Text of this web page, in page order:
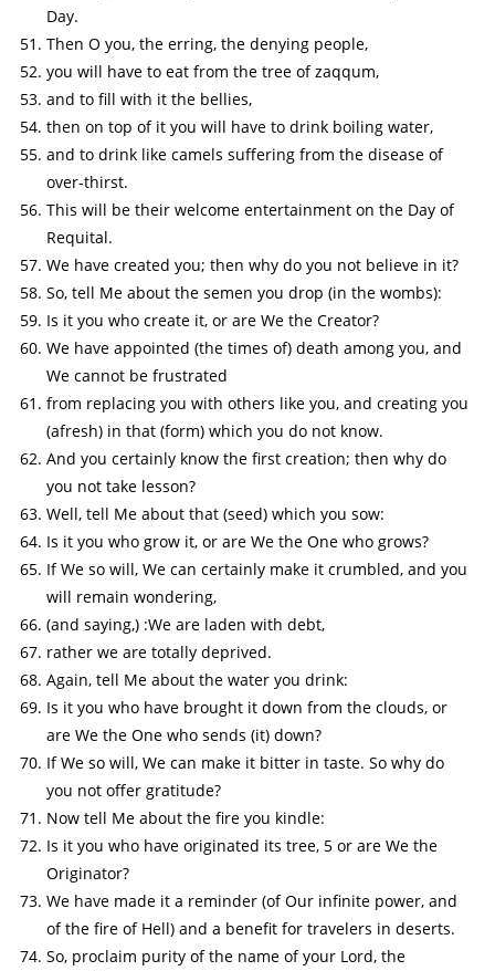
Day.
Then O you, the erring, the denying people,
you will have to eat from the tree of zaqqum,
and to fill with it the bellies,
then on top of it you will have to drink boiling water,
and to drink like camels suffering from the disease of
over-thirst.
This will be their welcome entertainment on the Day of
Requital.
We have created you; then why do you not believe in it?
So, tell Me about the semen you drop (in the wombs):
Is it you who create it, or are We the Creator?
We have appointed (the times of) death among you, and
We cannot be frustrated
from replacing you with others like you, and creating you
(afresh) in that (form) which you do not know.
And you certainly know the first creation; then why do
you not take lesson?
Well, tell Me about that (seed) which you sow:
Is it you who grow it, or are We the One who grows?
If We so will, We can certainly make it crumbled, and you
will remain wondering,
(and saying,) :We are laden with debt,
rather we are totally deprived.
Again, tell Me about the water you drink:
Is it you who have brought it down from the clouds, or
are We the One who sends (it) down?
If We so will, We can make it bitter in taste. So why do
you not offer gratitude?
Now tell Me about the fire you kindle:
Is it you who have originated its tree, 5 or are We the
Originator?
We have made it a reminder (of Our infinite power, and
of the fire of Hell) and a benefit for travelers in deserts.
So, proclaim purity of the name of your Lord, the